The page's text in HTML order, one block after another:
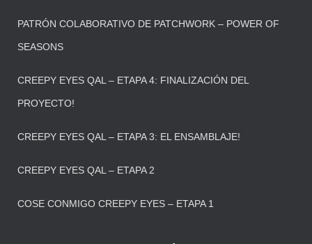
PATRÓN COLABORATIVO DE PATCHWORK – POWER OF
SEASONS
CREEPY EYES QAL – ETAPA 4: FINALIZACIÓN DEL
PROYECTO!
CREEPY EYES QAL – ETAPA 3: EL ENSAMBLAJE!
CREEPY EYES QAL – ETAPA 2
COSE CONMIGO CREEPY EYES – ETAPA 1